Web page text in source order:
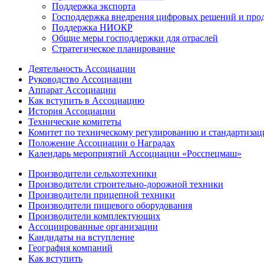
Поддержка экспорта
Господдержка внедрения цифровых решений и
Поддержка НИОКР
Общие меры господдержки для отраслей
Стратегическое планирование
Деятельность Ассоциации
Руководство Ассоциации
Аппарат Ассоциации
Как вступить в Ассоциацию
История Ассоциации
Технические комитеты
Комитет по техническому регулированию и
Положение Ассоциации о Наградах
Календарь мероприятий Ассоциации «Росспецмаш»
Производители сельхозтехники
Производители строительно-дорожной техники
Производители прицепной техники
Производители пищевого оборудования
Производители комплектующих
Ассоциированные организации
Кандидаты на вступление
География компаний
Как вступить